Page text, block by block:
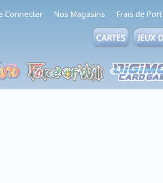
Connecter Nos Magasins Frais de Port